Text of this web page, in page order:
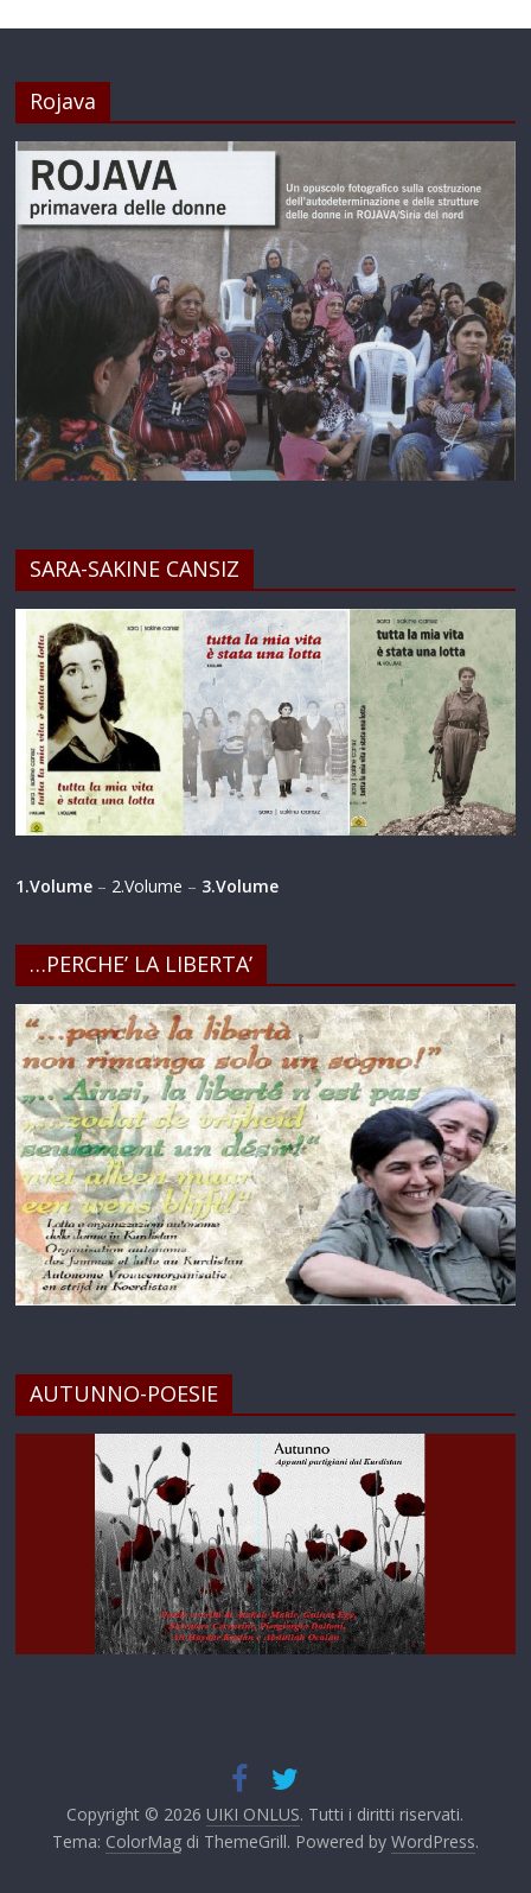
Rojava
SARA-SAKINE CANSIZ
1.Volume – 2.Volume – 3.Volume
…PERCHE’ LA LIBERTA’
AUTUNNO-POESIE
Copyright © 2026 UIKI ONLUS. Tutti i diritti riservati.
Tema: ColorMagdi ThemeGrill. Powered by WordPress.